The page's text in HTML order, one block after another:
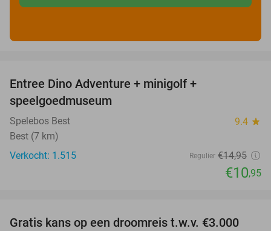
Entree Dino Adventure + minigolf +
speelgoedmuseum
Spelebos Best 9.4 star
Best (7 km)
Verkocht: 1.515
Regulier €14,95
€10,95
Gratis kans op een droomreis t.w.v. €3.000